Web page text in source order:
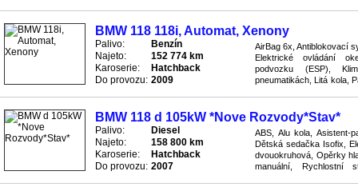
BMW 118 118i, Automat, Xenony
Palivo:
Benzín
Najeto:
152 774 km
Karoserie:
Hatchback
Do provozu: 2009
AirBag 6x, Antiblokovací
Elektrické ovládání
podvozku (ESP),
pneumatikách, Litá kola,
BMW 118 d 105kW *Nove Rozvody*Stav*
Palivo:
Diesel
Najeto:
158 800 km
Karoserie:
Hatchback
Do provozu: 2007
ABS, Alu kola, Asistent-
Dětská sedačka Isofix,
dvouokruhová, Opěrky
manuální, Rychlostní